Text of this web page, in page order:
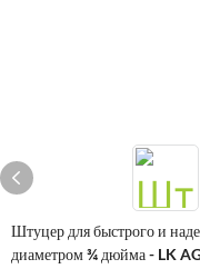
Штуцер для быстрого и
диаметром ¾ дюйма - LK